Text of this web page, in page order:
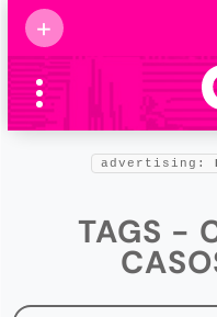
+
Supermamás
2025
Marcas de
confianza
Foro salud
advertising:
TAGS -